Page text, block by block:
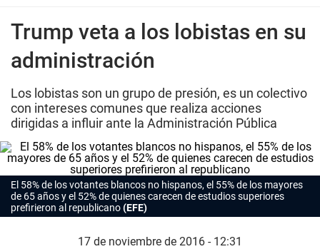
Trump veta a los lobistas en su
administración
Los lobistas son un grupo de presión, es un colectivo
con intereses comunes que realiza acciones
dirigidas a influir ante la Administración Pública
El 58% de los votantes blancos no hispanos, el 55% de los mayores
de 65 años y el 52% de quienes carecen de estudios superiores
prefirieron al republicano(EFE)
17 de noviembre de 2016 - 12:31